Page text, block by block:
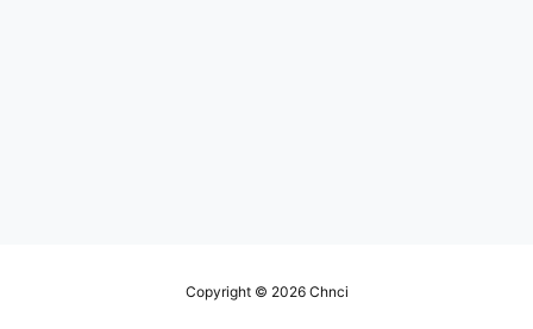
Copyright © 2026Chnci